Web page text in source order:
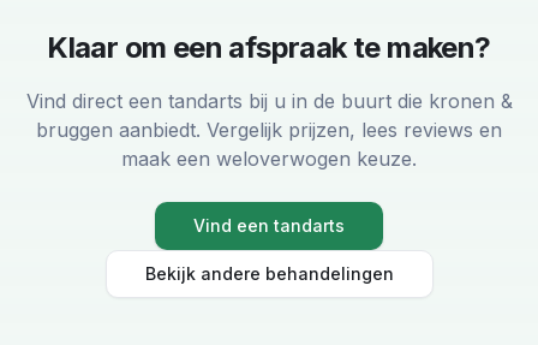
Klaar om een afspraak te maken?
Vind direct een tandarts bij u in de buurt die kronen &
bruggen aanbiedt. Vergelijk prijzen, lees reviews en
maak een weloverwogen keuze.
Vind een tandarts
Bekijk andere behandelingen